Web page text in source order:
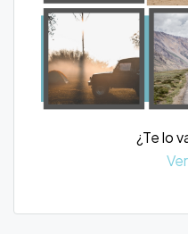
¿Te lo